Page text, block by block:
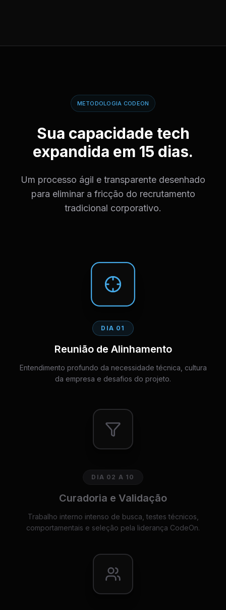
METODOLOGIA CODEON
Sua capacidade tech
expandida em 15 dias.
Um processo ágil e transparente desenhado
para eliminar a fricção do recrutamento
tradicional corporativo.
DIA 01
Reunião de Alinhamento
Entendimento profundo da necessidade técnica, cultura
da empresa e desafios do projeto.
DIA 02 A 10
Curadoria e Validação
Trabalho interno intenso de busca, testes técnicos,
comportamentais e seleção pela liderança CodeOn.